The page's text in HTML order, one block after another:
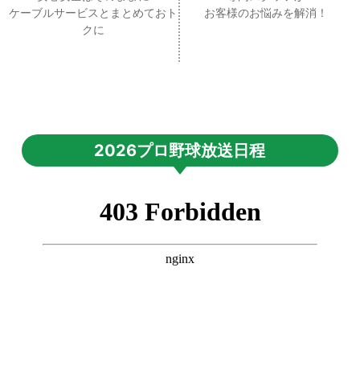
ケーブルサービスとまとめておト
クに
お客様のお悩みを解消！
2026プロ野球放送日程